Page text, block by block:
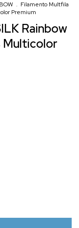
. Filamento Multfila
Premium
Rainbow
Multicolor